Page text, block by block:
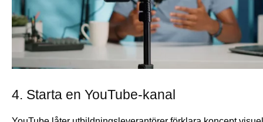
4. Starta en YouTube-kanal